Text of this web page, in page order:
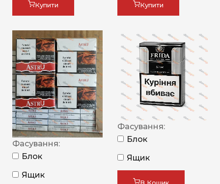
Купити Купити
Фасування:
Блок
Ящик
Фасування:
Блок
Ящик